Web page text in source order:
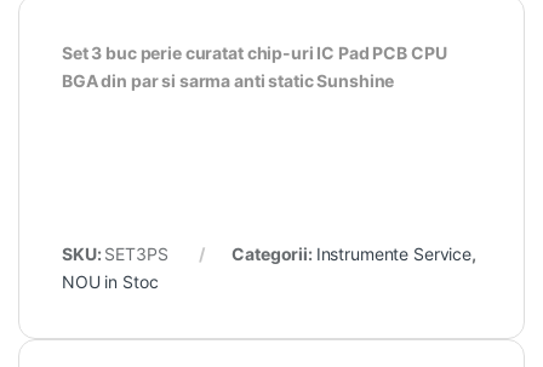
Set 3 buc perie curatat chip-uri IC Pad PCB CPU
BGA din par si sarma anti static Sunshine
SKU: SET3PS Categorii: Instrumente Service,
NOU in Stoc